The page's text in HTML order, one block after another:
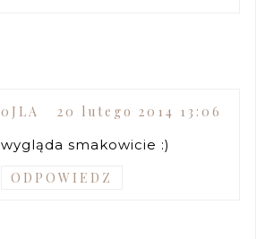
0JLA
20 lutego 2014 13:06
wygląda smakowicie :)
ODPOWIEDZ